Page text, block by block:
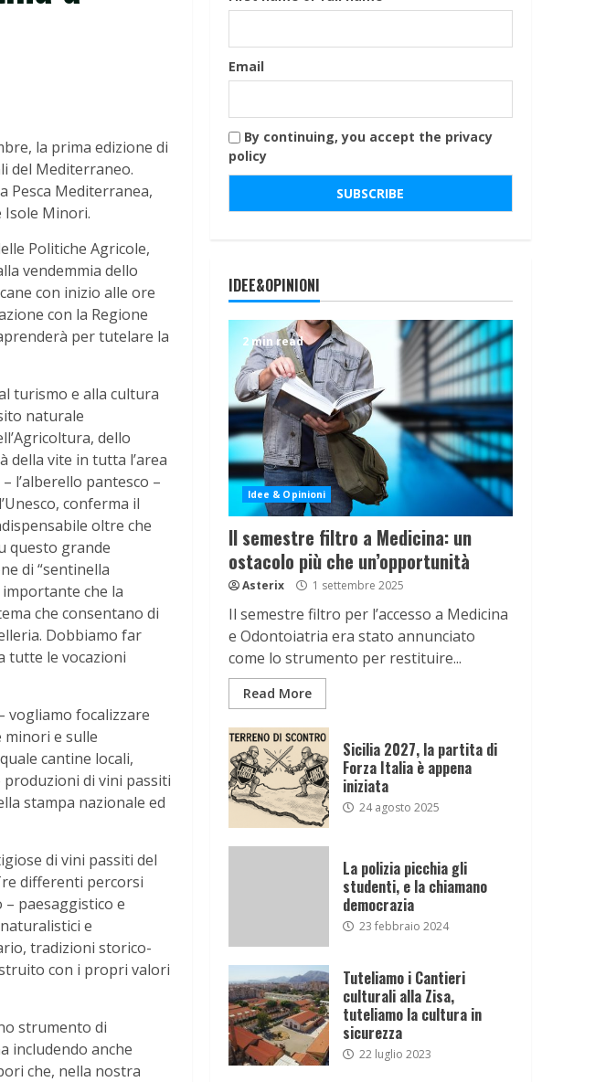
la prima edizione di
del Mediterraneo.
Pesca Mediterranea,
Isole Minori.
Politiche Agricole,
vendemmia dello
con inizio alle ore
con la Regione
per tutelare la
turismo e alla cultura
naturale
dello
della vite in tutta l’area
l’alberello pantesco –
conferma il
oltre che
questo grande
di “sentinella
che la
che consentano di
Dobbiamo far
tutte le vocazioni
vogliamo focalizzare
minori e sulle
cantine locali,
produzioni di vini passiti
stampa nazionale ed
di vini passiti del
differenti percorsi
paesaggistico e
e
tradizioni storico-
con i propri valori
strumento di
includendo anche
che, nella nostra
Email
By continuing, you accept the privacy
policy
IDEE&OPINIONI
2 min read
Idee & Opinioni
Il semestre filtro a Medicina: un
ostacolo più che un’opportunità
Asterix 1 settembre 2025
Il semestre filtro per l’accesso a Medicina
e Odontoiatria era stato annunciato
come lo strumento per restituire...
Read More
Sicilia 2027, la partita di
Forza Italia è appena
iniziata
24 agosto 2025
La polizia picchia gli
studenti, e la chiamano
democrazia
23 febbraio 2024
Tuteliamo i Cantieri
culturali alla Zisa,
tuteliamo la cultura in
sicurezza
22 luglio 2023